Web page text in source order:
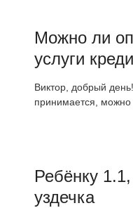
Можно ли
услуги
Виктор, добрый
принимается,
Ребёнку
уздечка